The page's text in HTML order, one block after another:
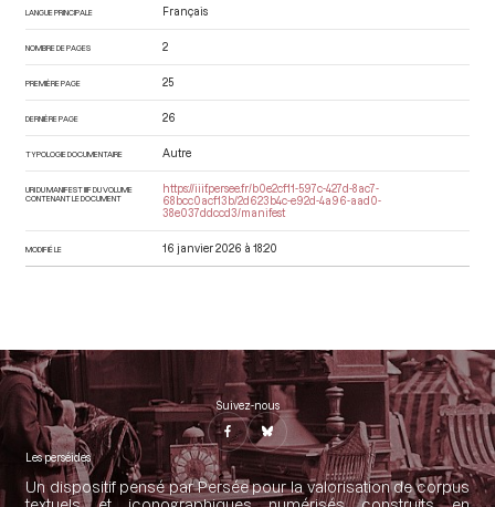
LANGUE PRINCIPALE Français
NOMBRE DE PAGES 2
PREMIÈRE PAGE 25
DERNIÈRE PAGE 26
TYPOLOGIE DOCUMENTAIRE Autre
URI DU MANIFEST IIIF DU VOLUME
CONTENANT LE DOCUMENT
https://iiif.persee.fr/b0e2cf11-597c-427d-8ac7-
68bcc0acf13b/2d623b4c-e92d-4a96-aad0-
38e037ddccd3/manifest
MODIFIÉ LE 16 janvier 2026 à 18:20
Suivez-nous
Les perséides
Un dispositif pensé par Persée pour la valorisation de corpus